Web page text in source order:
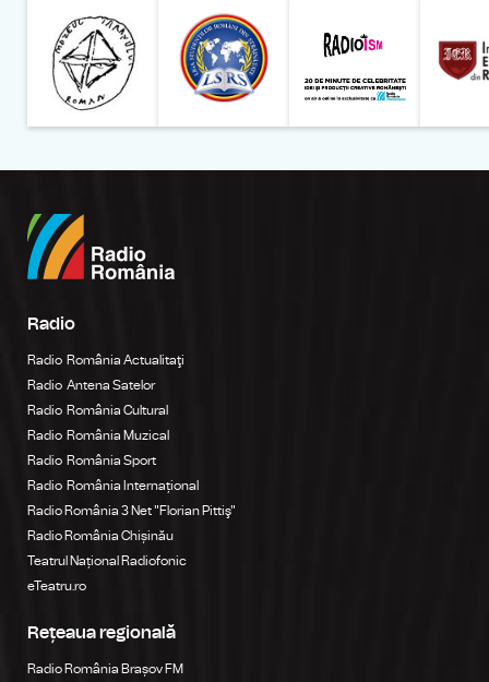
Radio
Radio România Actualitaţi
Radio Antena Satelor
Radio România Cultural
Radio România Muzical
Radio România Sport
Radio România Internațional
Radio România 3 Net "Florian Pittiş"
Radio România Chișinău
Teatrul Național Radiofonic
eTeatru.ro
Rețeaua regională
Radio România Brașov FM